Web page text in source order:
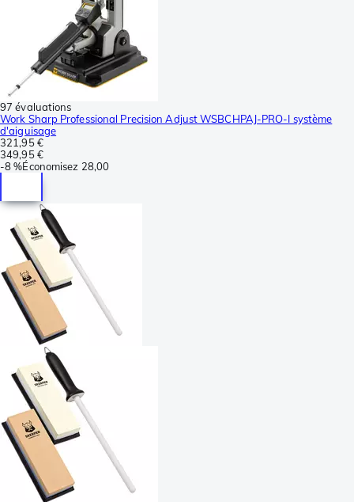
97 évaluations
Work Sharp Professional Precision Adjust WSBCHPAJ-PRO-I système
d'aiguisage
321,95 €
349,95 €
-8 %Économisez 28,00